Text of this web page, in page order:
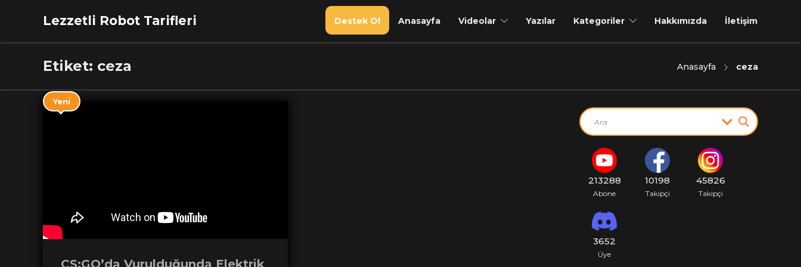
Lezzetli Robot Tarifleri Destek Ol Anasayfa Videolar Yazılar Kategoriler Hakkımızda İletişim
Etiket: ceza Anasayfa ceza
Yeni
CS:GO’da Vurulduğunda Elektrik
213288
Abone
10198
Takipçi
45826
Takipçi
3652
Üye